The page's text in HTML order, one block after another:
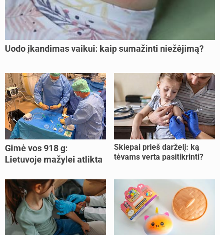
Uodo įkandimas vaikui: kaip sumažinti niežėjimą?
Gimė vos 918 g:
Lietuvoje mažylei atlikta
Skiepai prieš darželį: ką
tėvams verta pasitikrinti?